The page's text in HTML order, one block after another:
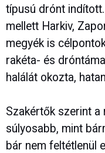
típusú drónt
mellett Harkiv,
megyék is
rakéta- és
halálát okozta,
Szakértők szerint a
súlyosabb, mint
bár nem feltétlenül